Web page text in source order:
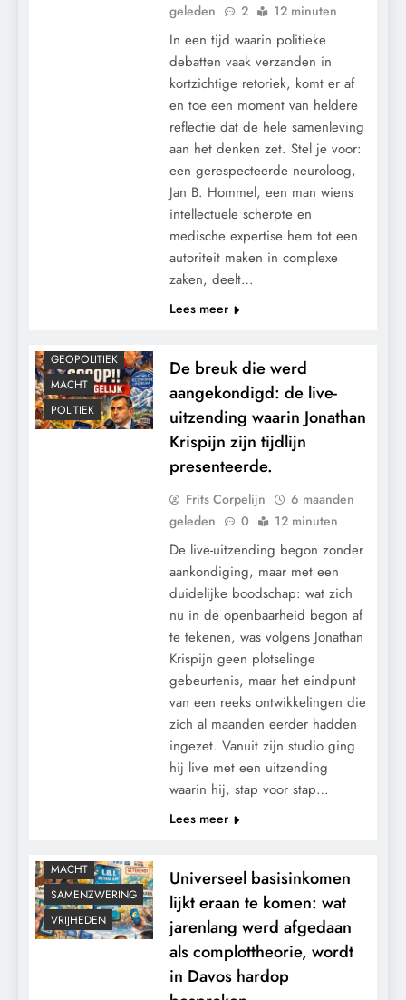
geleden
2 12 minuten
In een tijd waarin politieke
debatten vaak verzanden in
kortzichtige retoriek, komt er af
en toe een moment van heldere
reflectie dat de hele samenleving
aan het denken zet. Stel je voor:
een gerespecteerde neuroloog,
Jan B. Hommel, een man wiens
intellectuele scherpte en
medische expertise hem tot een
autoriteit maken in complexe
zaken, deelt…
Lees meer
GEOPOLITIEK
MACHT
POLITIEK
De breuk die werd
aangekondigd: de live-
uitzending waarin Jonathan
Krispijn zijn tijdlijn
presenteerde.
Frits Corpelijn
6 maanden
geleden
0 12 minuten
De live-uitzending begon zonder
aankondiging, maar met een
duidelijke boodschap: wat zich
nu in de openbaarheid begon af
te tekenen, was volgens Jonathan
Krispijn geen plotselinge
gebeurtenis, maar het eindpunt
van een reeks ontwikkelingen die
zich al maanden eerder hadden
ingezet. Vanuit zijn studio ging
hij live met een uitzending
waarin hij, stap voor stap…
Lees meer
MACHT
SAMENZWERING
VRIJHEDEN
Universeel basisinkomen
lijkt eraan te komen: wat
jarenlang werd afgedaan
als complottheorie, wordt
in Davos hardop